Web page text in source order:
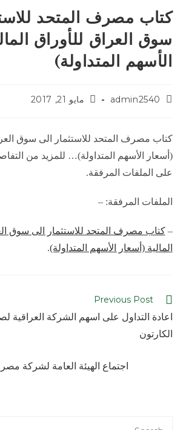
كتاب مصرف المتحد
سوق العراق للأوراق
الأسهم المتداولة)
admin2540 مايو 21, 2017
كتاب مصرف المتحد للاستثمار الى سوق
(أسعار الأسهم المتداولة)… للمزيد من
على الملفات المرفقة.
الملفات المرفقة: –
–كتاب مصرف المتحد للاستثمار الى سوق
المالية (أسعار الأسهم المتداولة).
Previous Post
اعادة التداول على اسهم الشركة العراقية
الكارتون
اجتماع الهيئة العامة لشركة